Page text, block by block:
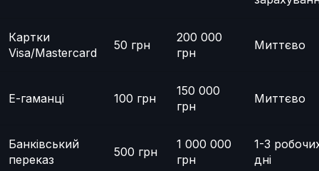
Картки
Visa/Mastercard
50 грн
200 000
грн
Миттєво
Е-гаманці 100 грн
150 000
грн
Миттєво
Банківський
переказ
500 грн
1 000 000
грн
1-3
дні